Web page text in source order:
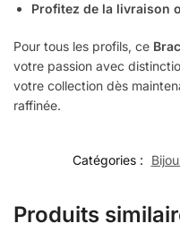
Profitez de la livraison
Pour tous les profils, ce
votre passion avec
votre collection dès
raffinée.
Catégories :
Produits